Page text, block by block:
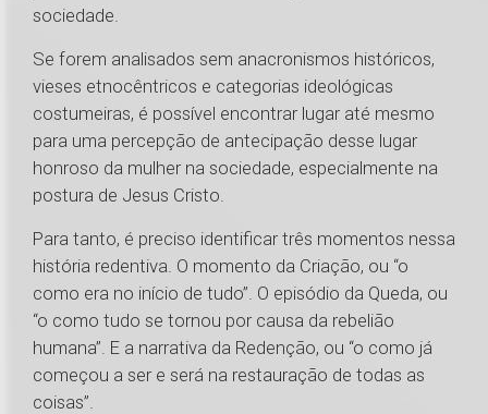
sociedade.
Se forem analisados sem anacronismos históricos,
vieses etnocêntricos e categorias ideológicas
costumeiras, é possível encontrar lugar até mesmo
para uma percepção de antecipação desse lugar
honroso da mulher na sociedade, especialmente na
postura de Jesus Cristo.
Para tanto, é preciso identificar três momentos nessa
história redentiva. O momento da Criação, ou “o
como era no início de tudo”. O episódio da Queda, ou
“o como tudo se tornou por causa da rebelião
humana”. E a narrativa da Redenção, ou “o como já
começou a ser e será na restauração de todas as
coisas”.